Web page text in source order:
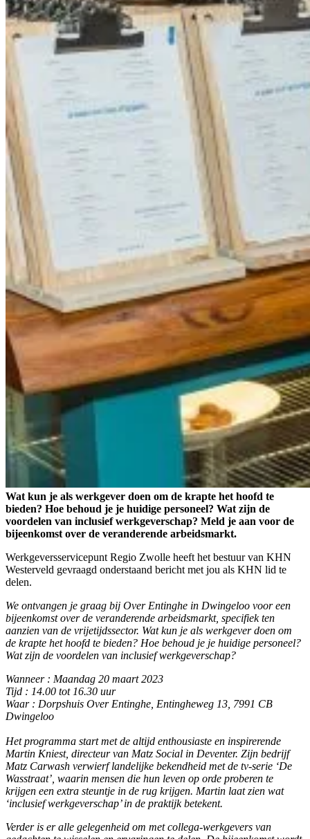
Wat kun je als werkgever doen om de krapte het hoofd te
bieden? Hoe behoud je je huidige personeel? Wat zijn de
voordelen van inclusief werkgeverschap? Meld je aan voor de
bijeenkomst over de veranderende arbeidsmarkt.
Werkgeversservicepunt Regio Zwolle heeft het bestuur van KHN
Westerveld gevraagd onderstaand bericht met jou als KHN lid te
delen.
We ontvangen je graag bij Over Entinghe in Dwingeloo voor een
bijeenkomst over de veranderende arbeidsmarkt, specifiek ten
aanzien van de vrijetijdssector. Wat kun je als werkgever doen om
de krapte het hoofd te bieden? Hoe behoud je je huidige personeel?
Wat zijn de voordelen van inclusief werkgeverschap?
Wanneer : Maandag 20 maart 2023
Tijd : 14.00 tot 16.30 uur
Waar : Dorpshuis Over Entinghe, Entingheweg 13, 7991 CB
Dwingeloo
Het programma start met de altijd enthousiaste en inspirerende
Martin Kniest, directeur van Matz Social in Deventer. Zijn bedrijf
Matz Carwash verwierf landelijke bekendheid met de tv-serie ‘De
Wasstraat’, waarin mensen die hun leven op orde proberen te
krijgen een extra steuntje in de rug krijgen. Martin laat zien wat
‘inclusief werkgeverschap’ in de praktijk betekent.
Verder is er alle gelegenheid om met collega-werkgevers van